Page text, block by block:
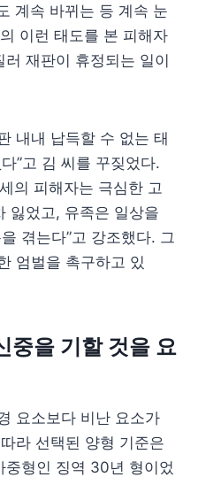
계속 바뀌는 등 계속 눈
이런 태도를 본 피해자
재판이 휴정되는 일이
내내 납득할 수 없는 태
”고 김 씨를 꾸짖었다.
의 피해자는 극심한 고
잃었고, 유족은 일상을
겪는다”고 강조했다. 그
엄벌을 촉구하고 있
중을 기할 것을 요
요소보다 비난 요소가
라 선택된 양형 기준은
중형인 징역 30년 형이었